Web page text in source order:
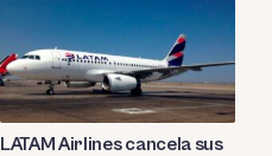
LATAM Airlines cancela sus